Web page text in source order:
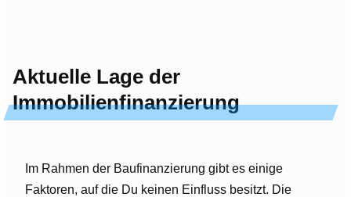
Aktuelle Lage der
Immobilienfinanzierung
Im Rahmen der Baufinanzierung gibt es einige
Faktoren, auf die Du keinen Einfluss besitzt. Die